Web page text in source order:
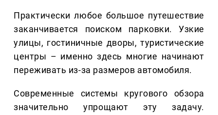
Практически любое большое путешествие
заканчивается поиском парковки. Узкие
улицы, гостиничные дворы, туристические
центры – именно здесь многие начинают
переживать из-за размеров автомобиля.
Современные системы кругового обзора
значительно упрощают эту задачу.